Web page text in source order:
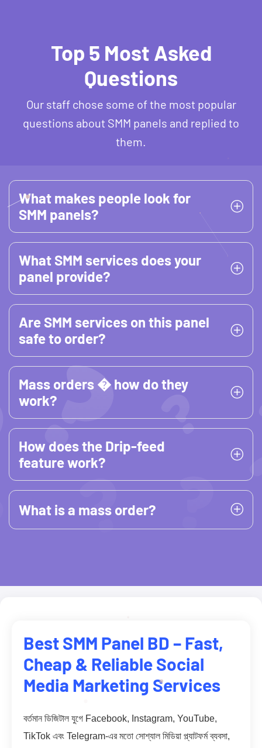
Top 5 Most Asked
Questions
Our staff chose some of the most popular
questions about SMM panels and replied to
them.
What makes people look for
SMM panels?
What SMM services does your
panel provide?
Are SMM services on this panel
safe to order?
Mass orders � how do they
work?
How does the Drip-feed
feature work?
What is a mass order?
Best SMM Panel BD – Fast,
Cheap & Reliable Social
Media Marketing Services
বর্তমান ডিজিটাল যুগে Facebook, Instagram, YouTube,
TikTok এবং Telegram-এর মতো সোশ্যাল মিডিয়া প্ল্যাটফর্ম ব্যবসা,